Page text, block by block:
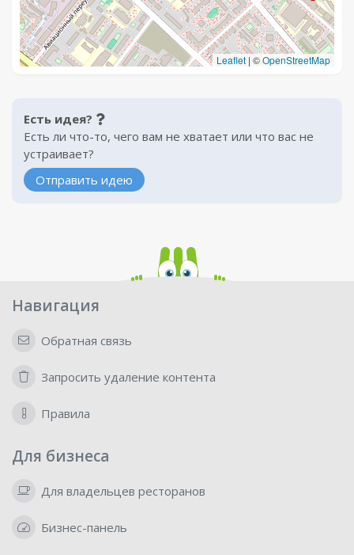
Leaflet| ©OpenStreetMap
Есть идея?
Есть ли что-то, чего вам не хватает или что вас не
устраивает?
Отправить идею
Навигация
Обратная связь
Запросить удаление контента
Правила
Для бизнеса
Для владельцев ресторанов
Бизнес-панель